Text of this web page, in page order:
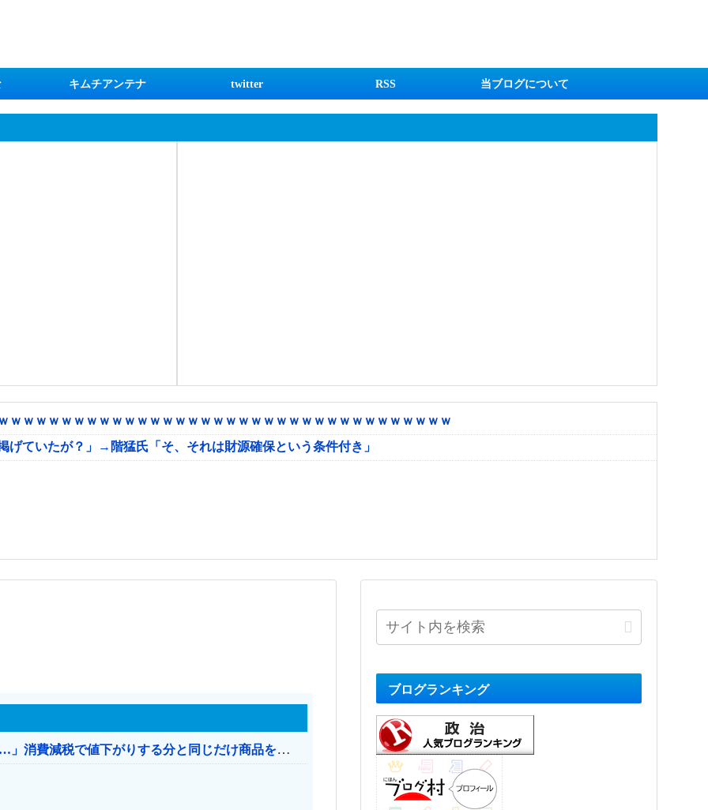
キムチアンテナ twitter RSS 当ブログについて
ｗｗｗｗｗｗｗｗｗｗｗｗｗｗｗｗｗｗｗｗｗｗｗｗｗｗｗｗｗｗｗｗｗｗ
ていたが？」→階猛氏「そ、それは財源確保という条件付き」
【消費税率1％】 「下げるのが筋なんですけど…」消費減税で値下がりする分と同じだけ商品を値上げして店頭価格を変えない店も
ブログランキング